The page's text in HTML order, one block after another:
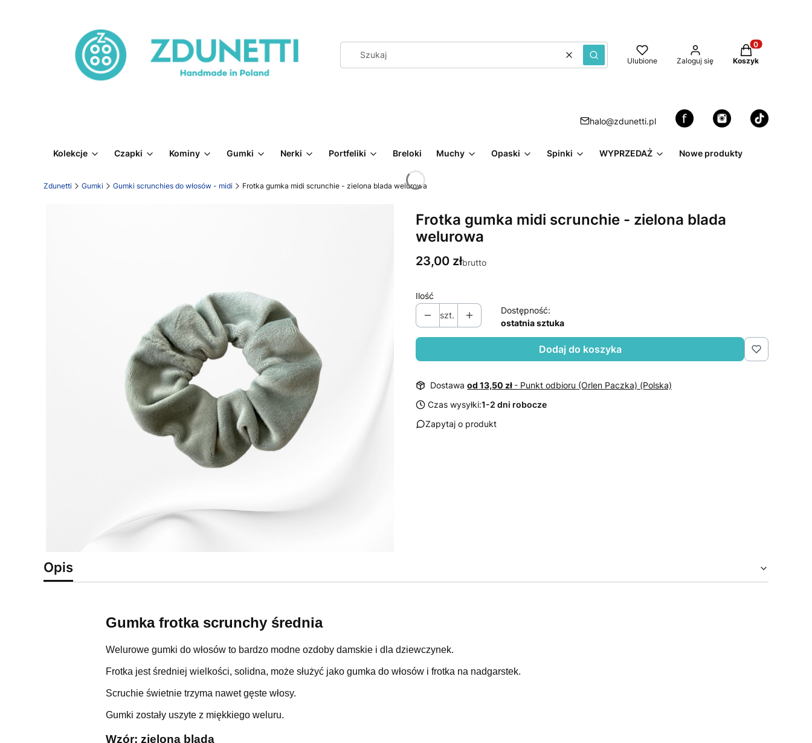
WyczyśćSzukaj Ulubione Zaloguj się
Produkty w
Koszyk
halo@zdunetti.pl
Kolekcje Czapki Kominy Gumki Nerki Portfeliki Breloki Muchy Opaski Spinki WYPRZEDAŻ Nowe produkty
Zdunetti Gumki Gumki scrunchies do włosów - midi Frotka gumka midi scrunchie - zielona blada welurowa
Frotka gumka midi scrunchie - zielona blada
welurowa
Cena
23,00 złbrutto
Ilość
szt.
Dostępność:
ostatnia sztuka
Dodaj do koszyka
Dostawa od 13,50 zł - Punkt odbioru (Orlen Paczka) (Polska)
Czas wysyłki:1-2 dni robocze
Zapytaj o produkt
Opis
Gumka frotka scrunchy średnia
Welurowe gumki do włosów to bardzo modne ozdoby damskie i dla dziewczynek.
Frotka jest średniej wielkości, solidna, może służyć jako gumka do włosów i frotka na nadgarstek.
Scruchie świetnie trzyma nawet gęste włosy.
Gumki zostały uszyte z miękkiego weluru.
Wzór: zielona blada